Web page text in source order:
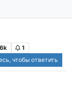
1
чтобы ответить